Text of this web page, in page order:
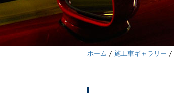
ホーム 施工車ギャラリー